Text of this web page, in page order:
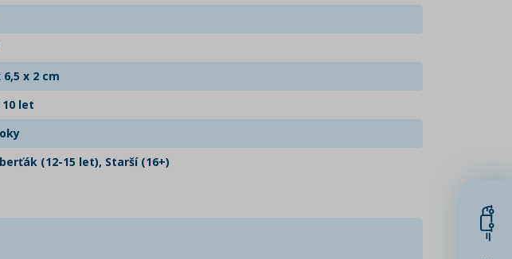
6,5 x 2 cm
10 let
(12-15 let), Starší (16+)